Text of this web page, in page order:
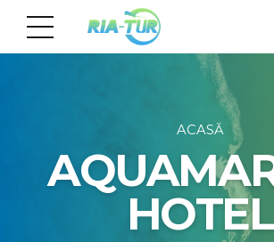
ACASĂ
HOTEL